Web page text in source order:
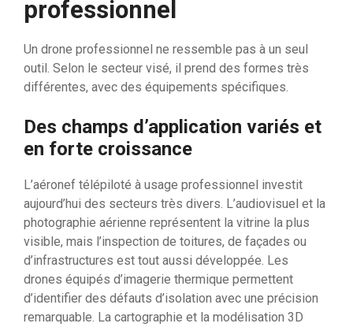
professionnel
Un drone professionnel ne ressemble pas à un seul
outil. Selon le secteur visé, il prend des formes très
différentes, avec des équipements spécifiques.
Des champs d’application variés et
en forte croissance
L’aéronef télépiloté à usage professionnel investit
aujourd’hui des secteurs très divers. L’audiovisuel et la
photographie aérienne représentent la vitrine la plus
visible, mais l’inspection de toitures, de façades ou
d’infrastructures est tout aussi développée. Les
drones équipés d’imagerie thermique permettent
d’identifier des défauts d’isolation avec une précision
remarquable. La cartographie et la modélisation 3D